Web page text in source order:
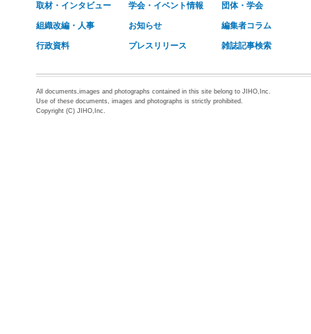
取材・インタビュー 学会・イベント情報 団体・学会
組織改編・人事 お知らせ 編集者コラム
行政資料 プレスリリース 雑誌記事検索
All documents,images and photographs contained in this site belong to JIHO,Inc.
Use of these documents, images and photographs is strictly prohibited.
Copyright (C) JIHO,Inc.